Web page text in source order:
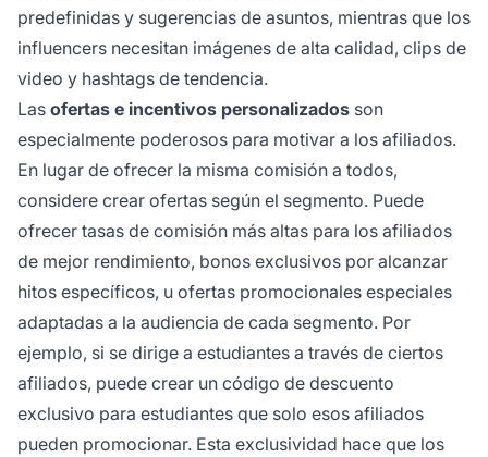
predefinidas y sugerencias de asuntos, mientras que los
influencers necesitan imágenes de alta calidad, clips de
video y hashtags de tendencia.
Las ofertas e incentivos personalizados son
especialmente poderosos para motivar a los afiliados.
En lugar de ofrecer la misma comisión a todos,
considere crear ofertas según el segmento. Puede
ofrecer tasas de comisión más altas para los afiliados
de mejor rendimiento, bonos exclusivos por alcanzar
hitos específicos, u ofertas promocionales especiales
adaptadas a la audiencia de cada segmento. Por
ejemplo, si se dirige a estudiantes a través de ciertos
afiliados, puede crear un código de descuento
exclusivo para estudiantes que solo esos afiliados
pueden promocionar. Esta exclusividad hace que los